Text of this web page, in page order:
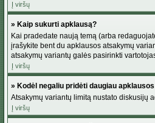
Į viršų
» Kaip sukurti apklausą?
Kai pradedate naują temą (arba
įrašykite bent du apklausos atsakymų
atsakymų variantų galės pasirinkti
Į viršų
» Kodėl negaliu pridėti daugiau
Atsakymų variantų limitą nustato diskusijų
Į viršų